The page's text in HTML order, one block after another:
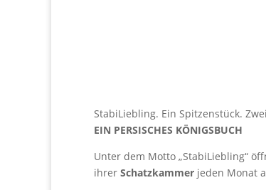
StabiLiebling. Ein Spitzenstück.
EIN PERSISCHES KÖNIGSBUCH
Unter dem Motto „StabiLiebling“
ihrer Schatzkammer jeden Monat